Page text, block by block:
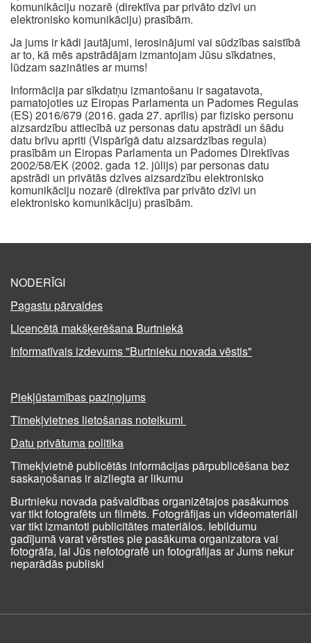
komunikāciju nozarē (direktīva par privāto dzīvi un
elektronisko komunikāciju) prasībām.
Ja jums ir kādi jautājumi, ierosinājumi vai sūdzības saistībā
ar to, kā mēs apstrādājam izmantojam Jūsu sīkdatnes,
lūdzam sazināties ar mums!
Informācija par sīkdatņu izmantošanu ir sagatavota,
pamatojoties uz Eiropas Parlamenta un Padomes Regulas
(ES) 2016/679 (2016. gada 27. aprīlis) par fizisko personu
aizsardzību attiecībā uz personas datu apstrādi un šādu
datu brīvu apriti (Vispārīgā datu aizsardzības regula)
prasībām un Eiropas Parlamenta un Padomes Direktīvas
2002/58/EK (2002. gada 12. jūlijs) par personas datu
apstrādi un privātās dzīves aizsardzību elektronisko
komunikāciju nozarē (direktīva par privāto dzīvi un
elektronisko komunikāciju) prasībām.
NODERĪGI
Pagastu pārvaldes
Licencētā makšķerēšana Burtniekā
Informatīvais izdevums "Burtnieku novada vēstis"
Piekļūstamības paziņojums
Tīmekļvietnes lietošanas noteikumi
Datu privātuma politika
Tīmekļvietnē publicētās informācijas pārpublicēšana bez
saskaņošanas ir aizliegta ar likumu
Burtnieku novada pašvaldības organizētajos pasākumos
var tikt fotografēts un filmēts. Fotogrāfijas un videomateriāli
var tikt izmantoti publicitātes materiālos. Iebildumu
gadījumā varat vērsties pie pasākuma organizatora vai
fotogrāfa, lai Jūs nefotografē un fotogrāfijas ar Jums nekur
neparādās publiski